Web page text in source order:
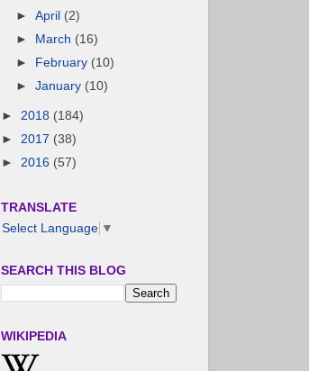
►April (2)
►
March (16)
►
February (10)
►January (10)
► 2018 (184)
► 2017 (38)
► 2016 (57)
TRANSLATE
Select Language ▼
SEARCH THIS BLOG
WIKIPEDIA